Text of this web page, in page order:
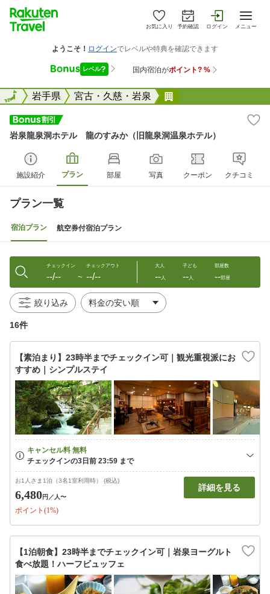
お気に入り 予約確認 ログイン メニュー
全国岩手県 宮古・久慈・岩泉
全国
岩泉龍泉洞ホテル 龍のすみか（旧龍泉洞温泉ホテル）
施設紹介 プラン 部屋 写真 クーポン クチコミ
プラン一覧
宿泊プラン 航空券付宿泊プラン
チェックイン
--/-- 〜
チェックアウト
--/--
大人
--人
子ども
--人
部屋数
--部屋
絞り込み
16件
【素泊まり】23時半までチェックイン可｜観光重視派にお
すすめ｜シンプルステイ
お1人さま1泊（3名1室利用時） (税込)
6,480円 ／人〜
ポイント(1%)
詳細を見る
【1泊朝食】23時半までチェックイン可｜岩泉ヨーグルト
食べ放題！ハーフビュッフェ